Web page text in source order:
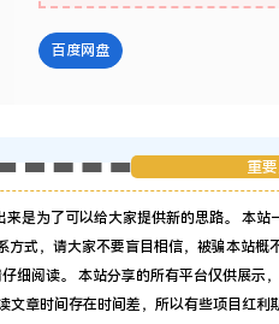
百度网盘
重
是为了可以给大家提供新的思路。 本
方式，请大家不要盲目相信，被骗本站
细阅读。 本站分享的所有平台仅供展示
文章时间存在时间差，所以有些项目红